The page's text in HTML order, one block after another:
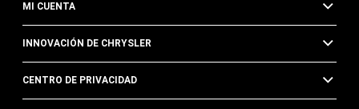
MI CUENTA
INNOVACIÓN DE CHRYSLER
CENTRO DE PRIVACIDAD